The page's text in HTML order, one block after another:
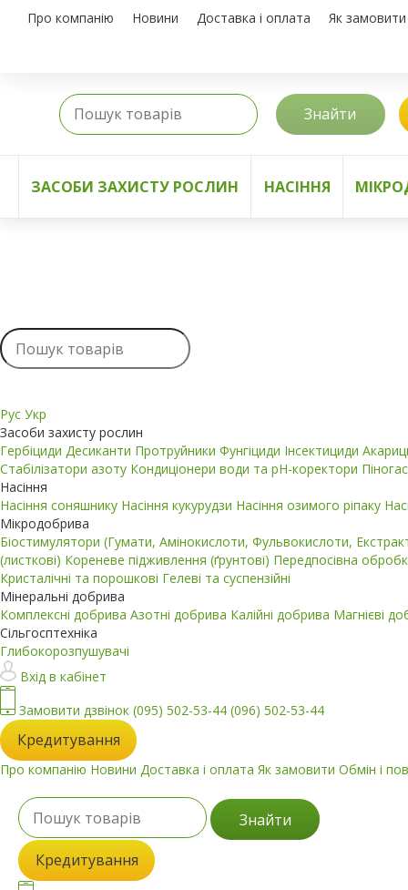
Про компанію Новини Доставка і оплата Як замовити
Знайти
ЗАСОБИ ЗАХИСТУ РОСЛИН НАСІННЯ
Рус Укр
Засоби захисту рослин
Гербіциди Десиканти Протруйники Фунгіциди Інсектициди
Стабілізатори азоту Кондиціонери води та pH-коректори
Насіння
Насіння соняшнику Насіння кукурудзи Насіння озимого ріпаку
Мікродобрива
Біостимулятори (Гумати, Амінокислоти, Фульвокислоти,
(листкові) Кореневе підживлення (ґрунтові) Передпосівна
Кристалічні та порошкові Гелеві та суспензійні
Мінеральні добрива
Комплексні добрива Азотні добрива Калійні добрива Магнієві
Сільгосптехніка
Глибокорозпушувачі
Вхід в кабінет
Замовити дзвінок (095) 502-53-44 (096) 502-53-44
Кредитування
Про компанію Новини Доставка і оплата Як замовити Обмін і
Знайти
Кредитування